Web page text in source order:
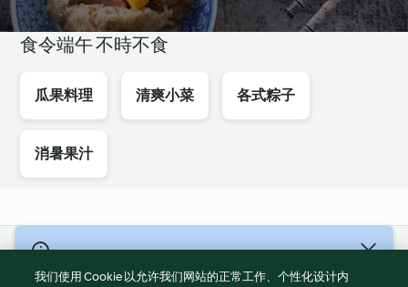
食令端午 不時不食
瓜果料理 清爽小菜 各式粽子
消暑果汁
我们使用 Cookie 以允许我们网站的正常工作、个性化设计内